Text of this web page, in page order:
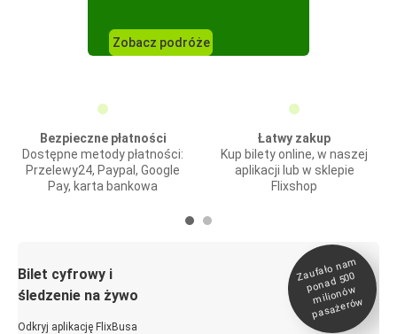
Zobacz podróże
Bezpieczne płatności
Dostępne metody płatności:
Przelewy24, Paypal, Google
Pay, karta bankowa
Łatwy zakup
Kup bilety online, w naszej
aplikacji lub w sklepie
Flixshop
Bilet cyfrowy i
śledzenie na żywo
Odkryj aplikację FlixBusa
Zaufało na
m
ponad 500
milionó
w
pasażeró
w